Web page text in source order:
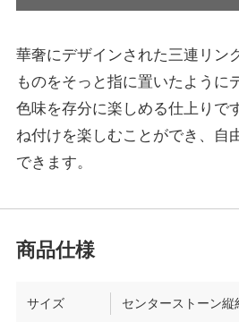
華奢にデザインされた三連リン
ものをそっと指に置いたように
色味を存分に楽しめる仕上りで
ね付けを楽しむことができ、自
できます。
サイズ センターストーン